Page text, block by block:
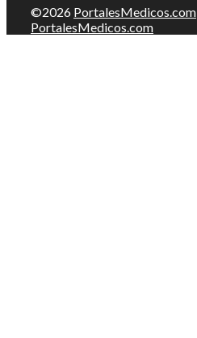
©2026 PortalesMedicos.com
PortalesMedicos.com